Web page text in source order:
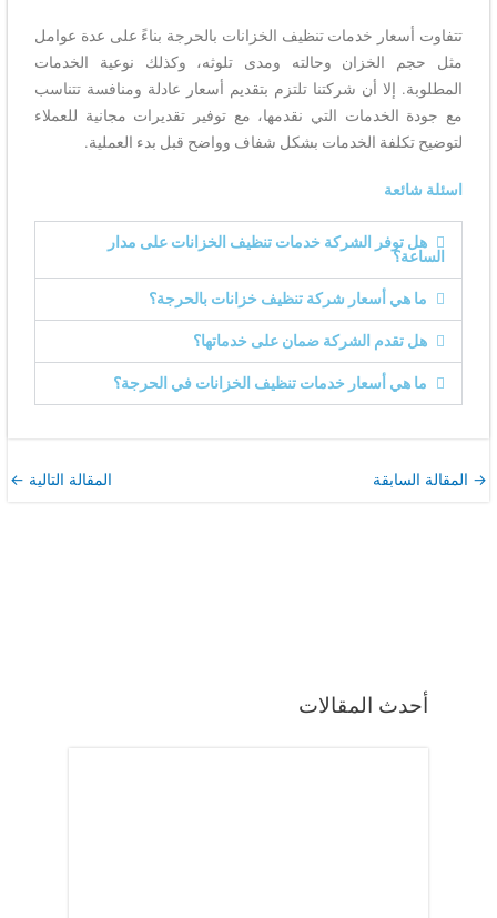
أحدث المقالات
تتفاوت أسعار خدمات تنظيف الخزانات بالحرجة بناءً على عدة عوامل
مثل حجم الخزان وحالته ومدى تلوثه، وكذلك نوعية الخدمات
المطلوبة. إلا أن شركتنا تلتزم بتقديم أسعار عادلة ومنافسة تتناسب
مع جودة الخدمات التي نقدمها، مع توفير تقديرات مجانية للعملاء
لتوضيح تكلفة الخدمات بشكل شفاف وواضح قبل بدء العملية.
اسئلة شائعة
هل توفر الشركة خدمات تنظيف الخزانات على مدار
الساعة؟
ما هي أسعار شركة تنظيف خزانات بالحرجة؟
هل تقدم الشركة ضمان على خدماتها؟
ما هي أسعار خدمات تنظيف الخزانات في الحرجة؟
→ المقالة السابقة المقالة التالية ←